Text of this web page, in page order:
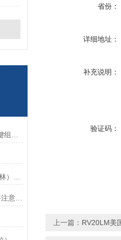
Fairchild(仙童)调压阀在安装时要注意有哪些需要注意的地方？
省份：
详细地址：
补充说明：
验证码：
上一篇： RV20LM美